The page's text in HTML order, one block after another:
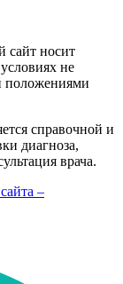
сайт носит
не
положениями
справочной и
диагноза,
врача.
–